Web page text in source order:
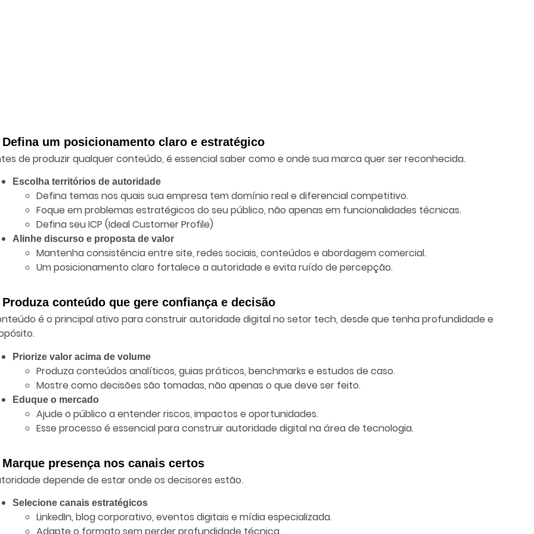
Defina um posicionamento claro e estratégico
de produzir qualquer conteúdo, é essencial saber como e onde sua marca quer ser reconhecida.
Escolha territórios de autoridade
Defina temas nos quais sua empresa tem domínio real e diferencial competitivo.
Foque em problemas estratégicos do seu público, não apenas em funcionalidades técnicas.
Defina seu ICP (Ideal Customer Profile)
Alinhe discurso e proposta de valor
Mantenha consistência entre site, redes sociais, conteúdos e abordagem comercial.
Um posicionamento claro fortalece a autoridade e evita ruído de percepção.
Produza conteúdo que gere confiança e decisão
é o principal ativo para construir autoridade digital no setor tech, desde que tenha profundidade e
Priorize valor acima de volume
Produza conteúdos analíticos, guias práticos, benchmarks e estudos de caso.
Mostre como decisões são tomadas, não apenas o que deve ser feito.
Eduque o mercado
Ajude o público a entender riscos, impactos e oportunidades.
Esse processo é essencial para construir autoridade digital na área de tecnologia.
Marque presença nos canais certos
depende de estar onde os decisores estão.
Selecione canais estratégicos
LinkedIn, blog corporativo, eventos digitais e mídia especializada.